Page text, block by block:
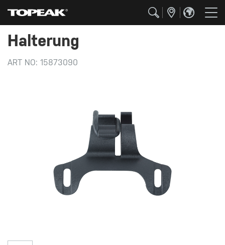
Halterung
ART NO: 15873090